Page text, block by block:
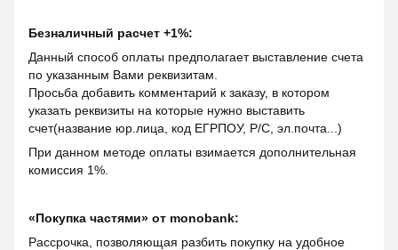
Безналичный расчет +1%:
Данный способ оплаты предполагает выставление счета
по указанным Вами реквизитам.
Просьба добавить комментарий к заказу, в котором
указать реквизиты на которые нужно выставить
счет(название юр.лица, код ЕГРПОУ, Р/С, эл.почта...)
При данном методе оплаты взимается дополнительная
комиссия 1%.
«Покупка частями» от monobank:
Рассрочка, позволяющая разбить покупку на удобное